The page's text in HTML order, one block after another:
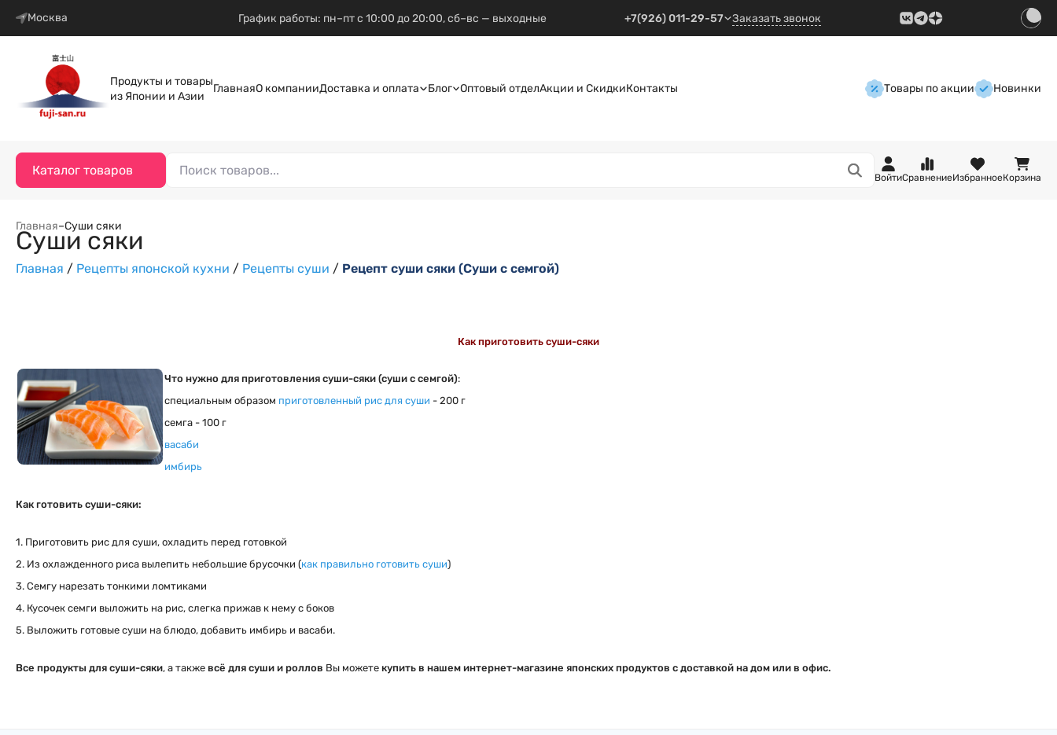
Москва График работы: пн–пт с 10:00 до 20:00, сб–вс — выходные +7(926) 011-29-57 Заказать звонок
Продукты и товары
из Японии и Азии
ГлавнаяО компанииДоставка и оплата Блог Оптовый отделАкции и СкидкиКонтакты Товары по акции Новинки
Каталог товаров
ВойтиСравнениеИзбранноеКорзина
Главная–Суши сяки
Суши сяки
Главная / Рецепты японской кухни / Рецепты суши / Рецепт суши сяки (Суши с семгой)
Как приготовить суши-сяки
Что нужно для приготовления суши-сяки (суши с семгой):
специальным образом приготовленный рис для суши - 200 г
семга - 100 г
васаби
имбирь
Как готовить суши-сяки:
1. Приготовить рис для суши, охладить перед готовкой
2. Из охлажденного риса вылепить небольшие брусочки (как правильно готовить суши)
3. Семгу нарезать тонкими ломтиками
4. Кусочек семги выложить на рис, слегка прижав к нему с боков
5. Выложить готовые суши на блюдо, добавить имбирь и васаби.
Все продукты для суши-сяки, а также всё для суши и роллов Вы можете купить в нашем интернет-магазине японских продуктов с доставкой на дом или в офис.